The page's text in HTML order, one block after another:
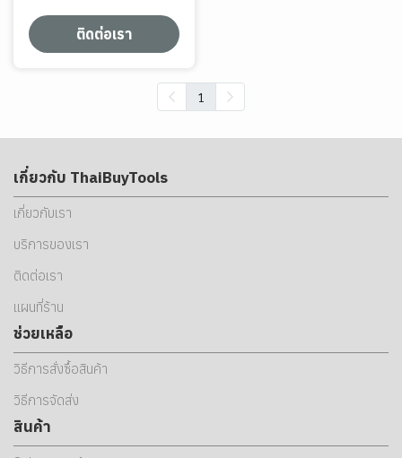
ติดต่อเรา
1
เกี่ยวกับ ThaiBuyTools
เกี่ยวกับเรา
บริการของเรา
ติดต่อเรา
แผนที่ร้าน
ช่วยเหลือ
วิธีการสั่งซื้อสินค้า
วิธีการจัดส่ง
สินค้า